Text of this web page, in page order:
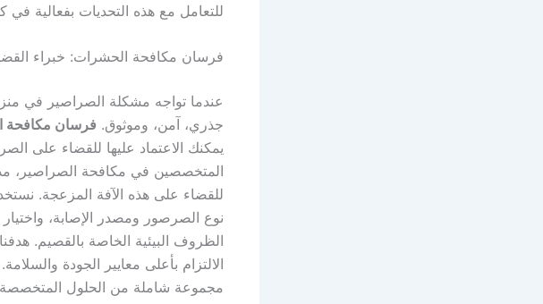
للتعامل مع هذه التحديات بفعالية في
فرسان مكافحة الحشرات: خبراء
عندما تواجه مشكلة الصراصير في
جذري، آمن، وموثوق. فرسان مكافحة
يمكنك الاعتماد عليها للقضاء على
المتخصصين في مكافحة الصراصير،
للقضاء على هذه الآفة المزعجة.
نوع الصرصور ومصدر الإصابة، واختيار
الظروف البيئية الخاصة بالقصيم.
الالتزام بأعلى معايير الجودة
مجموعة شاملة من الحلول